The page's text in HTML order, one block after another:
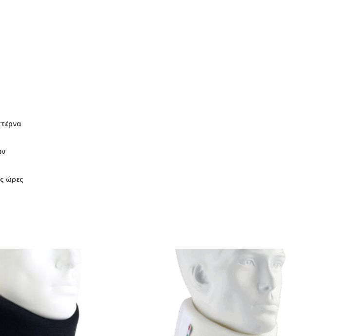
ώρες